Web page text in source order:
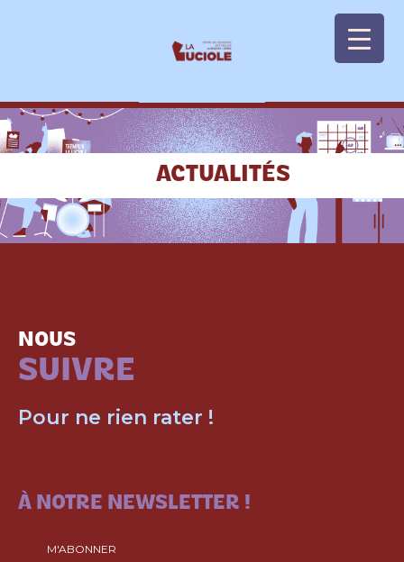
ACTUALITÉS
NOUS
SUIVRE
Pour ne rien rater !
À NOTRE NEWSLETTER !
M'ABONNER